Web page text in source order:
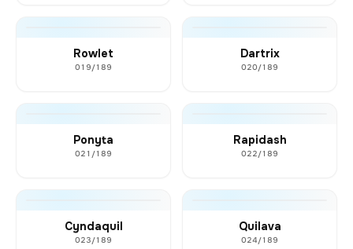
Rowlet
019/189
Dartrix
020/189
Ponyta
021/189
Rapidash
022/189
Cyndaquil
023/189
Quilava
024/189